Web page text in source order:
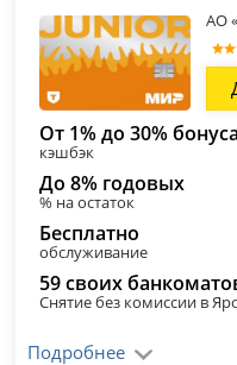
АО
От 1% до 30%
кэшбэк
До 8% годовых
% на остаток
Бесплатно
обслуживание
59 своих
Снятие без комиссии в
Подробнее